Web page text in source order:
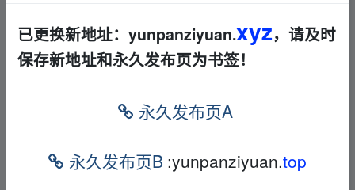
网站【反馈】【建议】【投诉】综合接受处理帖
📢
← 13477835830 17天前
夸克
J极地特快(2004)2160P 欧美 动漫 AL
已更换新地址：yunpanziyuan.xyz，请及时
保存新地址和永久发布页为书签！
永久发布页A
永久发布页B :yunpanziyuan.top